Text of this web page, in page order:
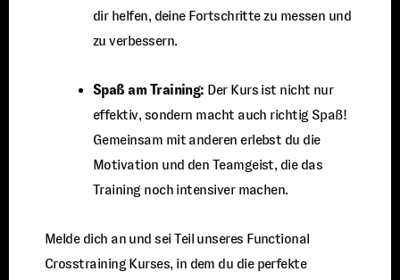
dir helfen, deine Fortschritte zu messen und
zu verbessern.
Spaß am Training: Der Kurs ist nicht nur
effektiv, sondern macht auch richtig Spaß!
Gemeinsam mit anderen erlebst du die
Motivation und den Teamgeist, die das
Training noch intensiver machen.
Melde dich an und sei Teil unseres Functional
Crosstraining Kurses, in dem du die perfekte